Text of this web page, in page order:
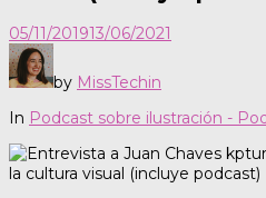
05/11/201913/06/2021
by MissTechin
In Podcast sobre ilustración -